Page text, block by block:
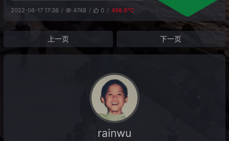
2022-06-17 17:36 4748 0 498.8℃
上一页 下一页
rainwu